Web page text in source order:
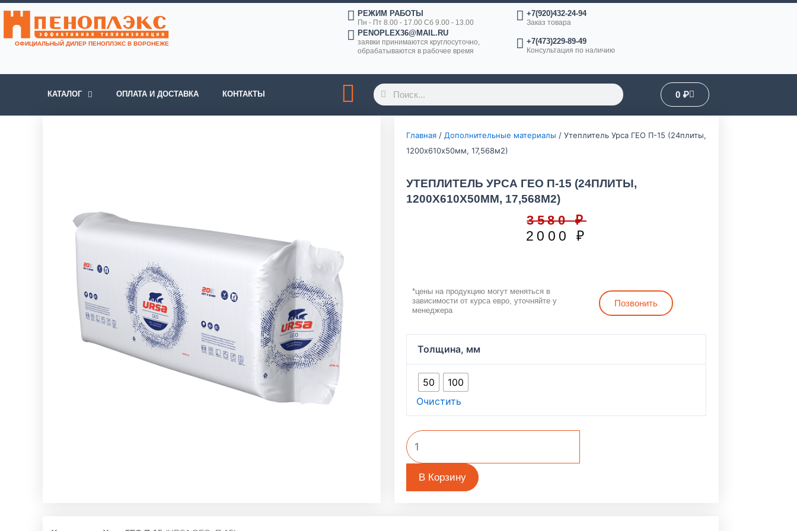
содержимому
ОФИЦИАЛЬНЫЙ ДИЛЕР ПЕНОПЛЭКС В ВОРОНЕЖЕ
РЕЖИМ РАБОТЫ
Пн - Пт 8.00 - 17.00 Сб 9.00 - 13.00
PENOPLEX36@MAIL.RU
заявки принимаются круглосуточно,
обрабатываются в рабочее время
+7(920)432-24-94
Заказ товара
+7(473)229-89-49
Консультация по наличию
КАТАЛОГ ОПЛАТА И ДОСТАВКА КОНТАКТЫ Поиск
Поиск 0 ₽Корзина
Главная / Дополнительные материалы / Утеплитель Урса ГЕО П-15 (24плиты,
1200х610х50мм, 17,568м2)
УТЕПЛИТЕЛЬ УРСА ГЕО П-15 (24ПЛИТЫ,
1200Х610Х50ММ, 17,568М2)
3580₽
Первоначальная
2000 ₽
Текущая
*цены на продукцию могут меняться в
зависимости от курса евро, уточняйте у
менеджера
Позвонить
Толщина, мм
50
100
Очистить
Утеплитель
Урса
ГЕО
П-15
(24плиты,
1200х610х50мм,
17,568м2)
В Корзину